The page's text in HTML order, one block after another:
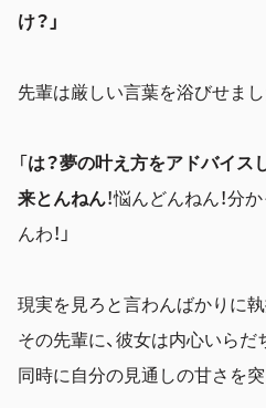
け？」
先輩は厳しい言葉を浴びせまし
「は？夢の叶え方をアドバイス
来とんねん！悩んどんねん！分
んわ！」
現実を見ろと言わんばかりに
その先輩に、彼女は内心いらだ
同時に自分の見通しの甘さを